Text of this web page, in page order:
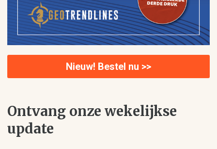
Nieuw! Bestel nu >>
Ontvang onze wekelijkse
update